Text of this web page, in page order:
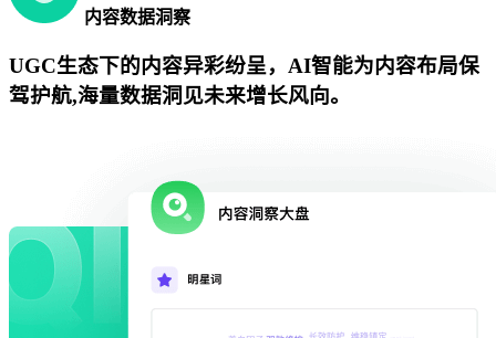
内容数据洞察
UGC生态下的内容异彩纷呈，AI智能为内容布局保
驾护航,海量数据洞见未来增长风向。